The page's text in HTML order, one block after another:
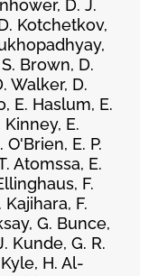
D. J.
Kotchetkov,
Brown, D.
Walker, D.
E. Haslum, E.
E.
O'Brien, E. P.
Atomssa, E.
F.
F.
G. Bunce,
Kunde, G. R.
H. Al-